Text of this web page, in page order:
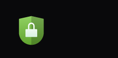
Súhlasím so